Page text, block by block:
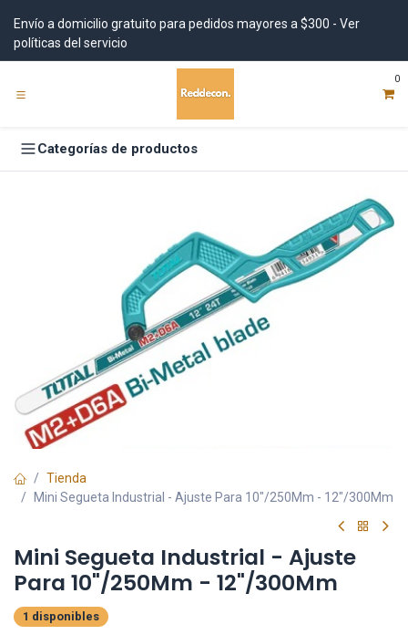
Envío a domicilio gratuito para pedidos mayores a $300 - Ver
políticas del servicio
0
Categorías de productos
Tienda
Mini Segueta Industrial - Ajuste Para 10"/250Mm - 12"/300Mm
Mini Segueta Industrial - Ajuste
Para 10"/250Mm - 12"/300Mm
1 disponibles